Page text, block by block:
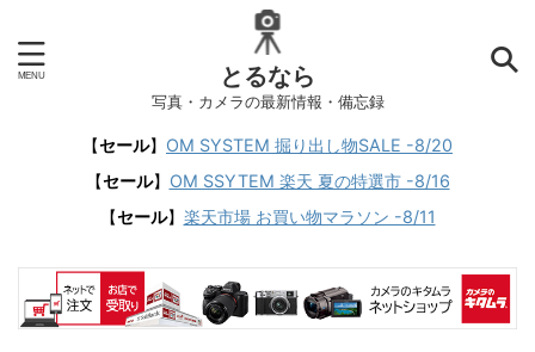
とるなら
写真・カメラの最新情報・備忘録
【セール】 OM SYSTEM 掘り出し物SALE -8/20
【セール】 OM SSYTEM 楽天 夏の特選市 -8/16
【セール】 楽天市場 お買い物マラソン -8/11